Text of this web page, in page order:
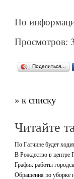
По
Просмотров:
Поделиться…
» к списку
Читайте
По Гатчине будет
В Рождество в центре
График работы
Обращения по уборке